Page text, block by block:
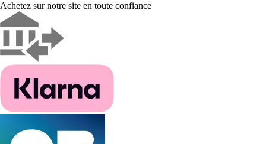
Achetez sur notre site en toute confiance